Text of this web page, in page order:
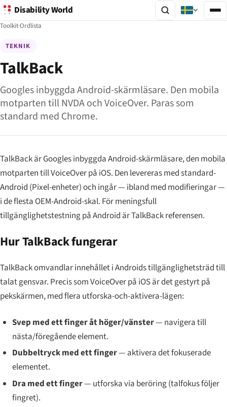
Disability World
Toolkit·Ordlista
TEKNIK
TalkBack
Googles inbyggda Android-skärmläsare. Den mobila
motparten till NVDA och VoiceOver. Paras som
standard med Chrome.
TalkBack är Googles inbyggda Android-skärmläsare, den mobila
motparten till VoiceOver på iOS. Den levereras med standard-
Android (Pixel-enheter) och ingår — ibland med modifieringar —
i de flesta OEM-Android-skal. För meningsfull
tillgänglighetstestning på Android är TalkBack referensen.
Hur TalkBack fungerar
TalkBack omvandlar innehållet i Androids tillgänglighetsträd till
talat gensvar. Precis som VoiceOver på iOS är det gestyrt på
pekskärmen, med flera utforska-och-aktivera-lägen:
Svep med ett finger åt höger/vänster— navigera till
nästa/föregående element.
Dubbeltryck med ett finger— aktivera det fokuserade
elementet.
Dra med ett finger— utforska via beröring (talfokus följer
fingret).